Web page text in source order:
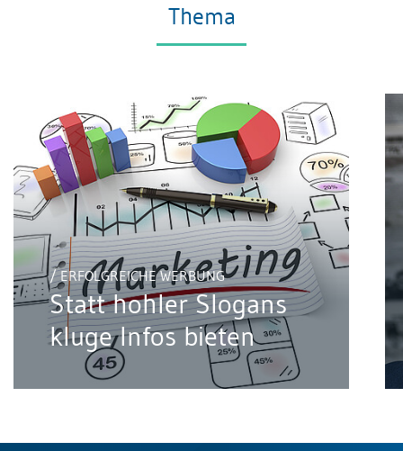
Thema
/ ERFOLGREICHE WERBUNG
Statt hohler Slogans
kluge Infos bieten